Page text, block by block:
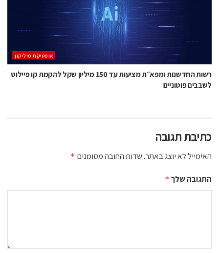
אופטיקת סיליקון
רשות החדשנות ומפא״ת מציעות עד 150 מיליון שקל להקמת קו פיילוט
לשבבים פוטוניים
כתיבת תגובה
האימייל לא יוצג באתר.שדות החובה מסומנים *
התגובה שלך *